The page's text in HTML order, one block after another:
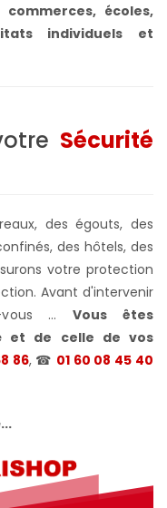
écoles,
individuels et
Sécurité
des égouts, des
des hôtels, des
votre protection
Avant d'intervenir
vous ...Vous êtes
et de celle de vos
86, ☎ 01 60 08 45 40